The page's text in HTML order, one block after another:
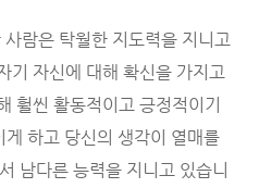
람은 탁월한 지도력을 지니고
기 자신에 대해 확신을 가지고
훨씬 활동적이고 긍정적이기
하고 당신의 생각이 열매를
남다른 능력을 지니고 있습니